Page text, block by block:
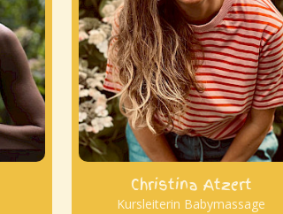
Christina Atzert
Kursleiterin Babymassage